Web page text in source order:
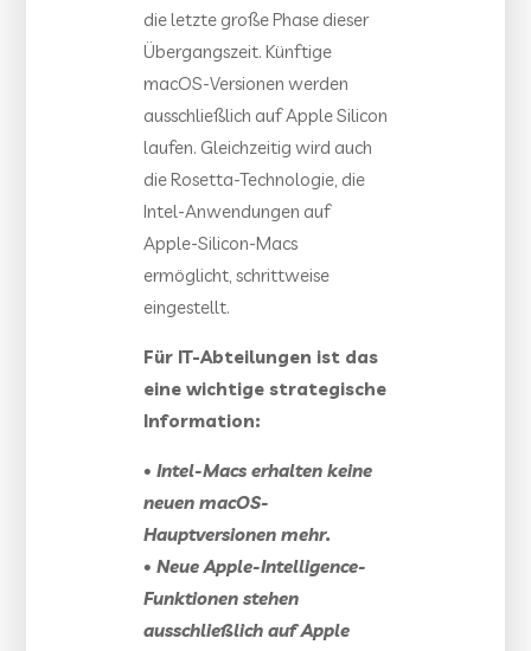
die letzte große Phase dieser
Übergangszeit. Künftige
macOS-Versionen werden
ausschließlich auf Apple Silicon
laufen. Gleichzeitig wird auch
die Rosetta-Technologie, die
Intel-Anwendungen auf
Apple-Silicon-Macs
ermöglicht, schrittweise
eingestellt.
Für IT-Abteilungen ist das
eine wichtige strategische
Information:
• Intel-Macs erhalten keine
neuen macOS-
Hauptversionen mehr.
• Neue Apple-Intelligence-
Funktionen stehen
ausschließlich auf Apple